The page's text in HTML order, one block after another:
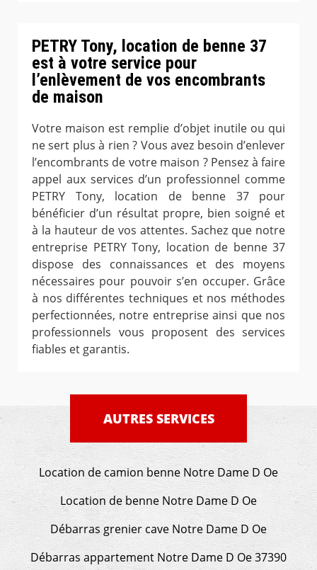
PETRY Tony, location de benne 37
est à votre service pour
l’enlèvement de vos encombrants
de maison
Votre maison est remplie d’objet inutile ou qui
ne sert plus à rien ? Vous avez besoin d’enlever
l’encombrants de votre maison ? Pensez à faire
appel aux services d’un professionnel comme
PETRY Tony, location de benne 37 pour
bénéficier d’un résultat propre, bien soigné et
à la hauteur de vos attentes. Sachez que notre
entreprise PETRY Tony, location de benne 37
dispose des connaissances et des moyens
nécessaires pour pouvoir s’en occuper. Grâce
à nos différentes techniques et nos méthodes
perfectionnées, notre entreprise ainsi que nos
professionnels vous proposent des services
fiables et garantis.
AUTRES SERVICES
Location de camion benne Notre Dame D Oe
Location de benne Notre Dame D Oe
Débarras grenier cave Notre Dame D Oe
Débarras appartement Notre Dame D Oe 37390